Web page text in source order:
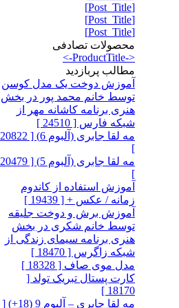
[Post_Title]
[Post_Title]
[Post_Title]
محصولات تصادفی
<-ProductTitle->
مطالب پربازدید
آموزش دوخت یک مدل کوسن
توسط خانم محمد پور در بخش
هنری برنامه کاشانه مهر از
شبکه فارس [ 24510 ]
مه لقا جابری (آلبوم 6) [ 20822
]
مه لقا جابری (آلبوم 5) [ 20479
]
آموزش استفاده از کاندوم
زمانه / عکس + [ 19439 ]
آموزش برش و دوخت جلیقه
توسط خانم شکری در بخش
هنری برنامه سیمای زندگی از
شبکه زاگرس [ 18470 ]
مدل موی صاف [ 18328 ]
کارت پستال تبریک تولد [
18170 ]
مه لقا جابری – آلبوم 9 (18+) [